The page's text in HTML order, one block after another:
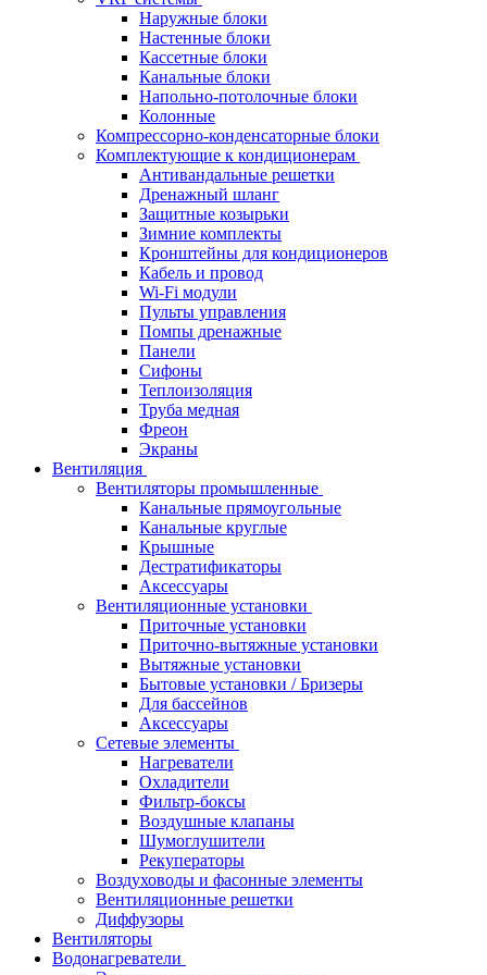
Наружные блоки
Настенные блоки
Кассетные блоки
Канальные блоки
Напольно-потолочные блоки
Колонные
Компрессорно-конденсаторные блоки
Комплектующие к кондиционерам
Антивандальные решетки
Дренажный шланг
Защитные козырьки
Зимние комплекты
Кронштейны для кондиционеров
Кабель и провод
Wi-Fi модули
Пульты управления
Помпы дренажные
Панели
Сифоны
Теплоизоляция
Труба медная
Фреон
Экраны
Вентиляция
Вентиляторы промышленные
Канальные прямоугольные
Канальные круглые
Крышные
Дестратификаторы
Аксессуары
Вентиляционные установки
Приточные установки
Приточно-вытяжные установки
Вытяжные установки
Бытовые установки / Бризеры
Для бассейнов
Аксессуары
Сетевые элементы
Нагреватели
Охладители
Фильтр-боксы
Воздушные клапаны
Шумоглушители
Рекуператоры
Воздуховоды и фасонные элементы
Вентиляционные решетки
Диффузоры
Вентиляторы
Водонагреватели